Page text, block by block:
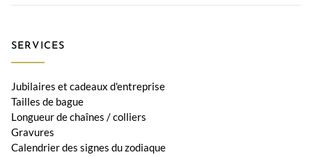
SERVICES
Jubilaires et cadeaux d'entreprise
Tailles de bague
Longueur de chaînes / colliers
Gravures
Calendrier des signes du zodiaque